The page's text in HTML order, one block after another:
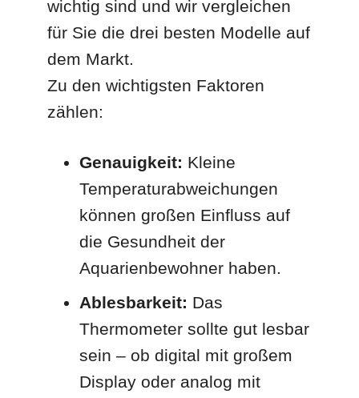
wichtig sind und wir vergleichen
für Sie die drei besten Modelle auf
dem Markt.
Zu den wichtigsten Faktoren
zählen:
Genauigkeit: Kleine
Temperaturabweichungen
können großen Einfluss auf
die Gesundheit der
Aquarienbewohner haben.
Ablesbarkeit: Das
Thermometer sollte gut lesbar
sein – ob digital mit großem
Display oder analog mit